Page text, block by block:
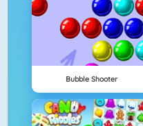
Bubble Shooter